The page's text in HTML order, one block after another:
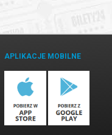
APLIKACJE MOBILNE